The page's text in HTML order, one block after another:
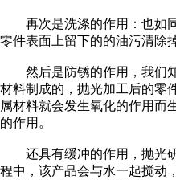
再次是洗涤的作用：也如
零件表面上留下的的油污清除掉
然后是防锈的作用，我们
材料制成的，抛光加工后的零
属材料就会发生氧化的作用而
的作用。
还具有缓冲的作用， 抛光
程中，该产品会与水一起搅动